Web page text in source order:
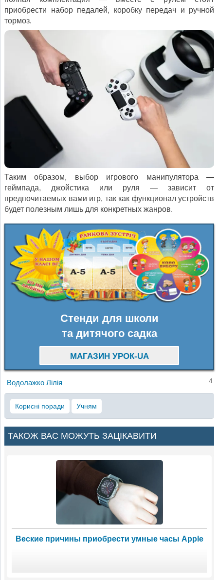
приобрести набор педалей, коробку передач и ручной
тормоз.
Таким образом, выбор игрового манипулятора —
геймпада, джойстика или руля — зависит от
предпочитаемых вами игр, так как функционал устройств
будет полезным лишь для конкретных жанров.
Стенди для школи
та дитячого садка
МАГАЗИН УРОК-UA
Водолажко Лілія 4
Корисні поради Учням
ТАКОЖ ВАС МОЖУТЬ ЗАЦІКАВИТИ
Веские причины приобрести умные часы Apple